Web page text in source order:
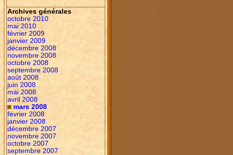
Archives générales
octobre 2010
mai 2010
février 2009
janvier 2009
décembre 2008
novembre 2008
octobre 2008
septembre 2008
août 2008
juin 2008
mai 2008
avril 2008
mars 2008
février 2008
janvier 2008
décembre 2007
novembre 2007
octobre 2007
septembre 2007